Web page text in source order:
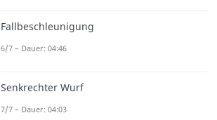
Fallbeschleunigung
6/7 – Dauer: 04:46
Senkrechter Wurf
7/7 – Dauer: 04:03